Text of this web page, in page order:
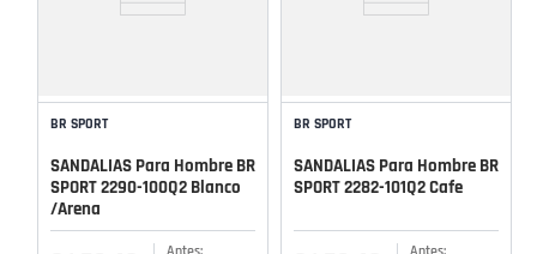
BR SPORT
SANDALIAS Para Hombre BR
SPORT 2290-100Q2 Blanco
/Arena
BR SPORT
SANDALIAS Para Hombre BR
SPORT 2282-101Q2 Cafe